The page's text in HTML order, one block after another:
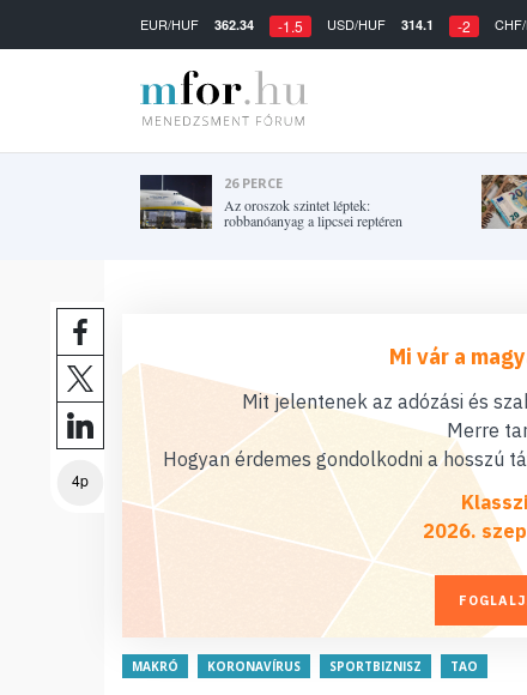
EUR/HUF 362.34 -1.5 USD/HUF 314.1 -2
26 PERCE
Az oroszok szintet léptek:
robbanóanyag a lipcsei reptéren
4p
Mi vár a
Mit jelentenek az adózási és
Merre
Hogyan érdemes gondolkodni a hosszú
2026.
MAKRÓ KORONAVÍRUS SPORTBIZNISZ TAO